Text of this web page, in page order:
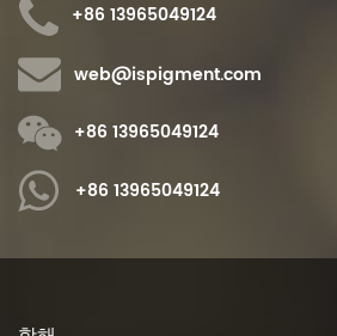
+86 13965049124
web@ispigment.com
+86 13965049124
+86 13965049124